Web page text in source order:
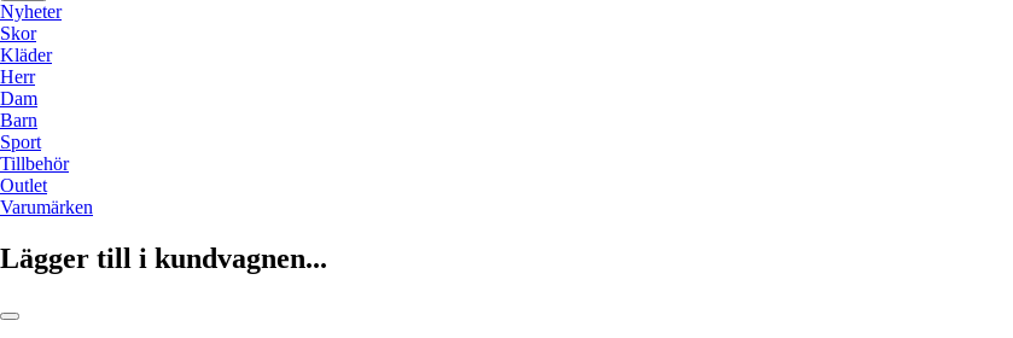
Nyheter
Skor
Kläder
Herr
Dam
Barn
Sport
Tillbehör
Outlet
Varumärken
Lägger till i kundvagnen...